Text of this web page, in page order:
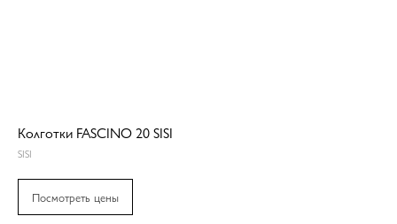
Колготки FASCINO 20 SISI
SISI
Посмотреть цены